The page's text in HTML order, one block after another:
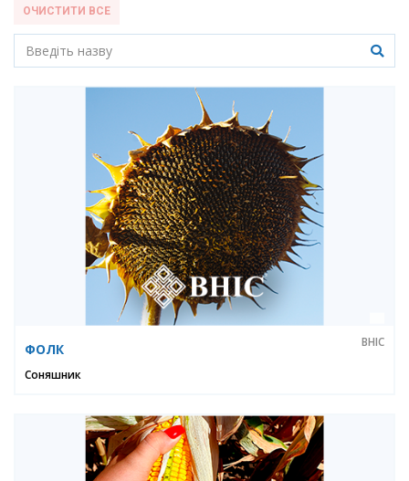
ОЧИСТИТИ ВСЕ
ФОЛК ВНІС
Соняшник